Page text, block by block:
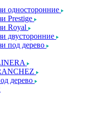
односторонние
Prestige
Royal
двусторонние
под дерево
дерево